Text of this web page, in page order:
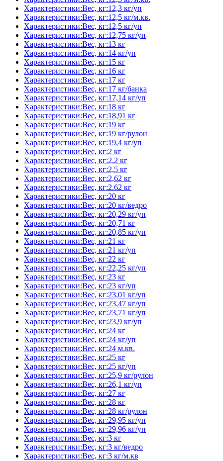
Характеристики:Вес, кг:12,3 кг/уп
Характеристики:Вес, кг:12,5 кг/м.кв.
Характеристики:Вес, кг:12,5 кг/уп
Характеристики:Вес, кг:12,75 кг/уп
Характеристики:Вес, кг:13 кг
Характеристики:Вес, кг:14 кг/уп
Характеристики:Вес, кг:15 кг
Характеристики:Вес, кг:16 кг
Характеристики:Вес, кг:17 кг
Характеристики:Вес, кг:17 кг/банка
Характеристики:Вес, кг:17,14 кг/уп
Характеристики:Вес, кг:18 кг
Характеристики:Вес, кг:18,91 кг
Характеристики:Вес, кг:19 кг
Характеристики:Вес, кг:19 кг/рулон
Характеристики:Вес, кг:19,4 кг/уп
Характеристики:Вес, кг:2 кг
Характеристики:Вес, кг:2,2 кг
Характеристики:Вес, кг:2,5 кг
Характеристики:Вес, кг:2,62 кг
Характеристики:Вес, кг:2.62 кг
Характеристики:Вес, кг:20 кг
Характеристики:Вес, кг:20 кг/ведро
Характеристики:Вес, кг:20,29 кг/уп
Характеристики:Вес, кг:20,71 кг
Характеристики:Вес, кг:20,85 кг/уп
Характеристики:Вес, кг:21 кг
Характеристики:Вес, кг:21 кг/уп
Характеристики:Вес, кг:22 кг
Характеристики:Вес, кг:22,25 кг/уп
Характеристики:Вес, кг:23 кг
Характеристики:Вес, кг:23 кг/уп
Характеристики:Вес, кг:23,01 кг/уп
Характеристики:Вес, кг:23,47 кг/уп
Характеристики:Вес, кг:23,71 кг/уп
Характеристики:Вес, кг:23,9 кг/уп
Характеристики:Вес, кг:24 кг
Характеристики:Вес, кг:24 кг/уп
Характеристики:Вес, кг:24 м.кв.
Характеристики:Вес, кг:25 кг
Характеристики:Вес, кг:25 кг/уп
Характеристики:Вес, кг:25,9 кг/рулон
Характеристики:Вес, кг:26,1 кг/уп
Характеристики:Вес, кг:27 кг
Характеристики:Вес, кг:28 кг
Характеристики:Вес, кг:28 кг/рулон
Характеристики:Вес, кг:29,95 кг/уп
Характеристики:Вес, кг:29,96 кг/уп
Характеристики:Вес, кг:3 кг
Характеристики:Вес, кг:3 кг/ведро
Характеристики:Вес, кг:3 кг/м.кв